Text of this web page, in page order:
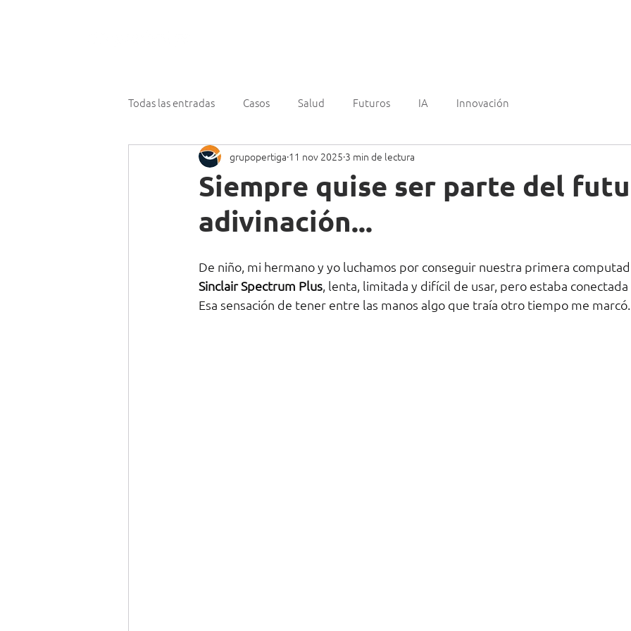
Todas las entradas Casos Salud Futuros IA Innovación
Siempre quise ser parte del
adivinación...
grupopertiga 11 nov 2025 3 min de lectura
De niño, mi hermano y yo luchamos por conseguir nuestra primera
Sinclair Spectrum Plus, lenta, limitada y difícil de usar, pero estaba
Esa sensación de tener entre las manos algo que traía otro tiempo me marcó.